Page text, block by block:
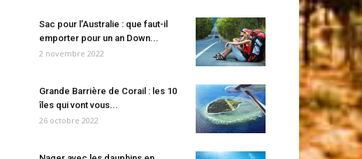
Sac pour l’Australie : que faut-il
emporter pour un an Down...
2 novembre 2022
Grande Barrière de Corail : les 10
îles qui vont vous...
26 octobre 2022